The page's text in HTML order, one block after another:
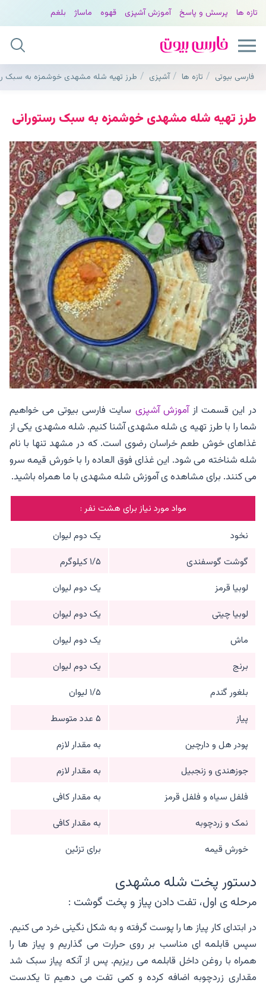
تازه ها پرسش و پاسخ آموزش آشپزی قهوه ماساژ بلغم
فارسی بیوتی تازه ها آشپزی طرز تهیه شله مشهدی خوشمزه به سبک
طرز تهیه شله مشهدی خوشمزه به سبک رستورانی
در این قسمت ازآموزش آشپزی سایت فارسی بیوتی می خواهیم
شما را با طرز تهیه ی شله مشهدی آشنا کنیم. شله مشهدی یکی از
غذاهای خوش طعم خراسان رضوی است. که در مشهد تنها با نام
شله شناخته می شود. این غذای فوق العاده را با خورش قیمه سرو
می کنند. برای مشاهده ی آموزش شله مشهدی با ما همراه باشید.
مواد مورد نیاز برای هشت نفر :
نخود
یک دوم لیوان
گوشت گوسفندی
۱/۵ کیلوگرم
لوبیا قرمز
یک دوم لیوان
لوبیا چیتی
یک دوم لیوان
ماش
یک دوم لیوان
برنج
یک دوم لیوان
بلغور گندم
۱/۵ لیوان
پیاز
۵ عدد متوسط
پودر هل و دارچین
به مقدار لازم
جوزهندی و زنجبیل
به مقدار لازم
فلفل سیاه و فلفل قرمز
به مقدار کافی
نمک و زردچوبه
به مقدار کافی
خورش قیمه
برای تزئین
دستور پخت شله مشهدی
مرحله ی اول، تفت دادن پیاز و پخت گوشت :
در ابتدای کار پیاز ها را پوست گرفته و به شکل نگینی خرد می کنیم.
سپس قابلمه ای مناسب بر روی حرارت می گذاریم و پیاز ها را
همراه با روغن داخل قابلمه می ریزیم. پس از آنکه پیاز سبک شد
مقداری زردچوبه اضافه کرده و کمی تفت می دهیم تا یکدست